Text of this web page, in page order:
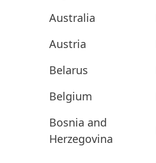
Australia
Austria
Belarus
Belgium
Bosnia and
Herzegovina